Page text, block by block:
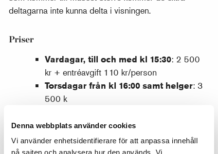
Denna webbplats använder cookies
Vi använder enhetsidentifierare för att anpassa innehåll
på sajten och analysera hur den används. Vi
deltagarna inte kunna delta i visningen.
Priser
Vardagar, till och med kl 15:30: 2 500
kr + entréavgift 110 kr/person
Torsdagar från kl 16:00 samt helger: 3
500 k
entréavgift 110 kr/person
Språktillägg